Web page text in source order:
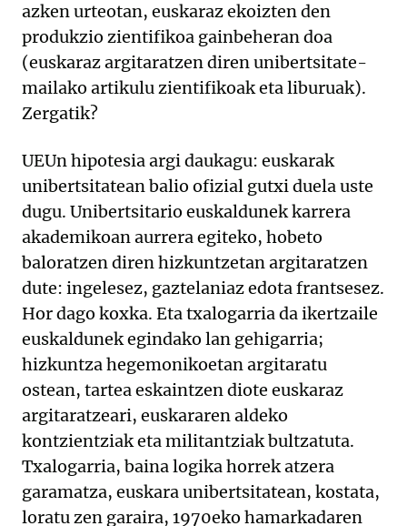
azken urteotan, euskaraz ekoizten den
produkzio zientifikoa gainbeheran doa
(euskaraz argitaratzen diren unibertsitate-
mailako artikulu zientifikoak eta liburuak).
Zergatik?
UEUn hipotesia argi daukagu: euskarak
unibertsitatean balio ofizial gutxi duela uste
dugu. Unibertsitario euskaldunek karrera
akademikoan aurrera egiteko, hobeto
baloratzen diren hizkuntzetan argitaratzen
dute: ingelesez, gaztelaniaz edota frantsesez.
Hor dago koxka. Eta txalogarria da ikertzaile
euskaldunek egindako lan gehigarria;
hizkuntza hegemonikoetan argitaratu
ostean, tartea eskaintzen diote euskaraz
argitaratzeari, euskararen aldeko
kontzientziak eta militantziak bultzatuta.
Txalogarria, baina logika horrek atzera
garamatza, euskara unibertsitatean, kostata,
loratu zen garaira, 1970eko hamarkadaren